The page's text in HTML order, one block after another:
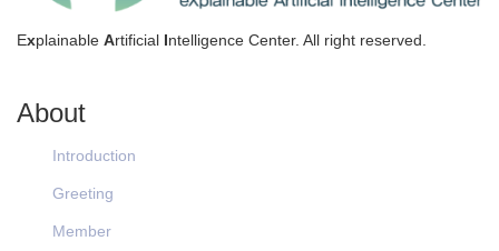
Explainable Artificial Intelligence Center. All right reserved.
About
Introduction
Greeting
Member